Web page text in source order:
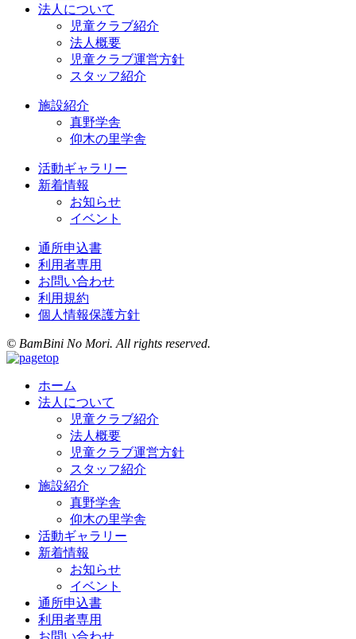
法人について
児童クラブ紹介
法人概要
児童クラブ運営方針
スタッフ紹介
施設紹介
真野学舎
仰木の里学舎
活動ギャラリー
新着情報
お知らせ
イベント
通所申込書
利用者専用
お問い合わせ
利用規約
個人情報保護方針
© BamBini No Mori. All rights reserved.
ホーム
法人について
児童クラブ紹介
法人概要
児童クラブ運営方針
スタッフ紹介
施設紹介
真野学舎
仰木の里学舎
活動ギャラリー
新着情報
お知らせ
イベント
通所申込書
利用者専用
お問い合わせ